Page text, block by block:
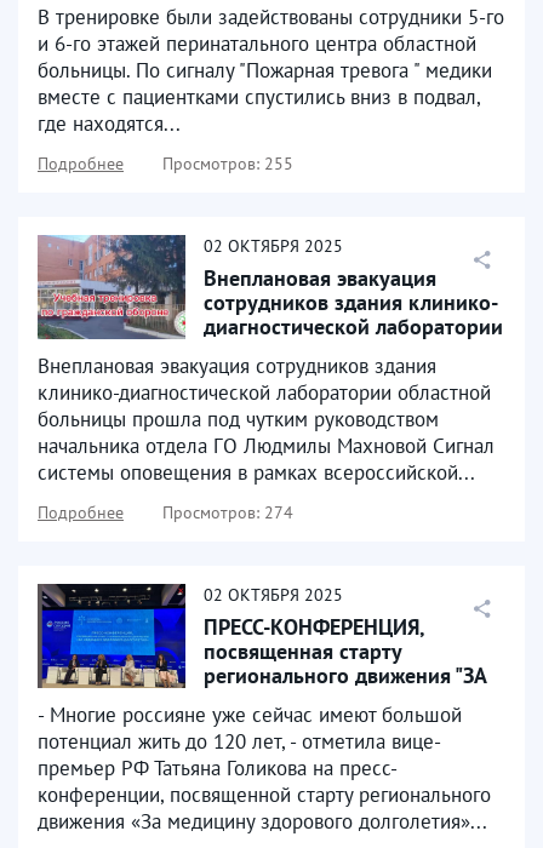
В тренировке были задействованы сотрудники 5-го
и 6-го этажей перинатального центра областной
больницы. По сигналу "Пожарная тревога " медики
вместе с пациентками спустились вниз в подвал,
где находятся...
Подробнее Просмотров: 255
02 ОКТЯБРЯ 2025
Внеплановая эвакуация
сотрудников здания клинико-
диагностической лаборатории
Внеплановая эвакуация сотрудников здания
клинико-диагностической лаборатории областной
больницы прошла под чутким руководством
начальника отдела ГО Людмилы Махновой Сигнал
системы оповещения в рамках всероссийской...
Подробнее Просмотров: 274
02 ОКТЯБРЯ 2025
ПРЕСС-КОНФЕРЕНЦИЯ,
посвященная старту
регионального движения "ЗА
МЕДИЦИНУ ЗДОРОВОГО
ДОЛГОЛЕТИЯ"
- Многие россияне уже сейчас имеют большой
потенциал жить до 120 лет, - отметила вице-
премьер РФ Татьяна Голикова на пресс-
конференции, посвященной старту регионального
движения «За медицину здорового долголетия»...